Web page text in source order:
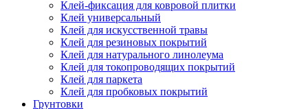
Клей-фиксация для ковровой плитки
Клей универсальный
Клей для искусственной травы
Клей для резиновых покрытий
Клей для натурального линолеума
Клей для токопроводящих покрытий
Клей для паркета
Клей для пробковых покрытий
Грунтовки